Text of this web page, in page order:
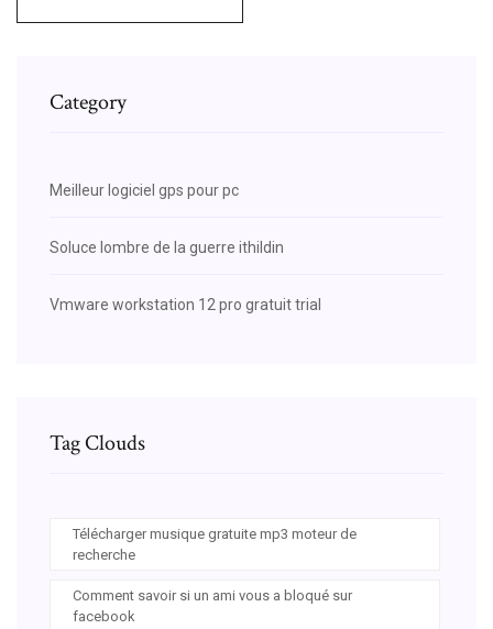
Category
Meilleur logiciel gps pour pc
Soluce lombre de la guerre ithildin
Vmware workstation 12 pro gratuit trial
Tag Clouds
Télécharger musique gratuite mp3 moteur de
recherche
Comment savoir si un ami vous a bloqué sur
facebook